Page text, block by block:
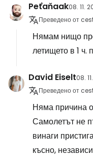
Peťaňaak08. 11.
Преведено от
Нямам нищо
летището в 1 ч.
David Eiselt08.
Преведено от
Няма причина
Самолетът не
винаги
късно,